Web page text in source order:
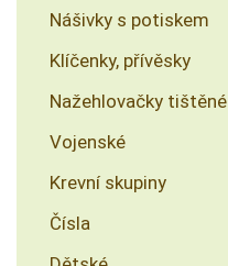
Nášivky s potiskem
Klíčenky, přívěsky
Nažehlovačky tištěné
Vojenské
Krevní skupiny
Čísla